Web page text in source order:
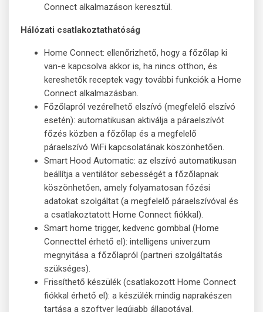
Connect alkalmazáson keresztül.
Hálózati csatlakoztathatóság
Home Connect: ellenőrizhető, hogy a főzőlap ki
van-e kapcsolva akkor is, ha nincs otthon, és
kereshetők receptek vagy további funkciók a Home
Connect alkalmazásban.
Főzőlapról vezérelhető elszívó (megfelelő elszívó
esetén): automatikusan aktiválja a páraelszívót
főzés közben a főzőlap és a megfelelő
páraelszívó WiFi kapcsolatának köszönhetően.
Smart Hood Automatic: az elszívó automatikusan
beállítja a ventilátor sebességét a főzőlapnak
köszönhetően, amely folyamatosan főzési
adatokat szolgáltat (a megfelelő páraelszívóval és
a csatlakoztatott Home Connect fiókkal).
Smart home trigger, kedvenc gombbal (Home
Connecttel érhető el): intelligens univerzum
megnyitása a főzőlapról (partneri szolgáltatás
szükséges).
Frissíthető készülék (csatlakozott Home Connect
fiókkal érhető el): a készülék mindig naprakészen
tartása a szoftver legújabb állapotával.